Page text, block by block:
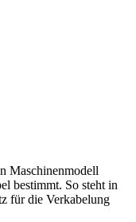
Maschinenmodell
bestimmt. So steht in
für die Verkabelung